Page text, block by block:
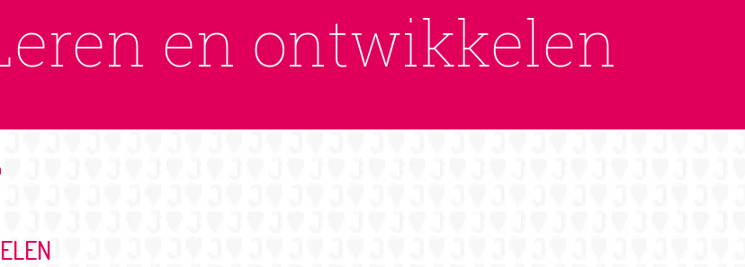
en ontwikkelen